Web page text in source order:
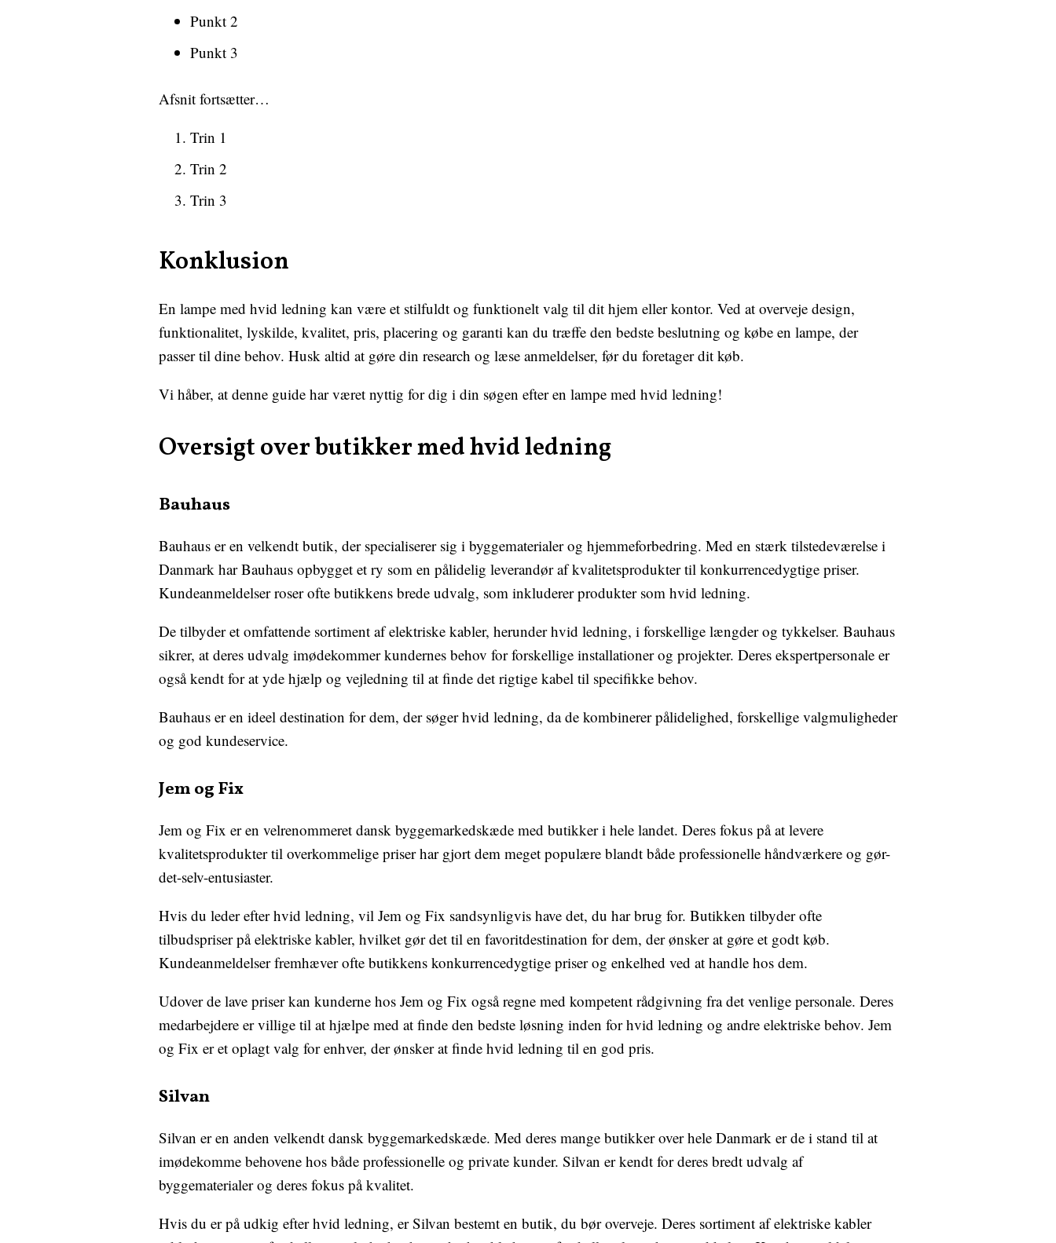
Punkt 2
Punkt 3
Afsnit fortsætter…
Trin 1
Trin 2
Trin 3
Konklusion
En lampe med hvid ledning kan være et stilfuldt og funktionelt valg til dit hjem eller kontor. Ved at overveje design,
funktionalitet, lyskilde, kvalitet, pris, placering og garanti kan du træffe den bedste beslutning og købe en lampe, der
passer til dine behov. Husk altid at gøre din research og læse anmeldelser, før du foretager dit køb.
Vi håber, at denne guide har været nyttig for dig i din søgen efter en lampe med hvid ledning!
Oversigt over butikker med hvid ledning
Bauhaus
Bauhaus er en velkendt butik, der specialiserer sig i byggematerialer og hjemmeforbedring. Med en stærk tilstedeværelse i
Danmark har Bauhaus opbygget et ry som en pålidelig leverandør af kvalitetsprodukter til konkurrencedygtige priser.
Kundeanmeldelser roser ofte butikkens brede udvalg, som inkluderer produkter som hvid ledning.
De tilbyder et omfattende sortiment af elektriske kabler, herunder hvid ledning, i forskellige længder og tykkelser. Bauhaus
sikrer, at deres udvalg imødekommer kundernes behov for forskellige installationer og projekter. Deres ekspertpersonale er
også kendt for at yde hjælp og vejledning til at finde det rigtige kabel til specifikke behov.
Bauhaus er en ideel destination for dem, der søger hvid ledning, da de kombinerer pålidelighed, forskellige valgmuligheder
og god kundeservice.
Jem og Fix
Jem og Fix er en velrenommeret dansk byggemarkedskæde med butikker i hele landet. Deres fokus på at levere
kvalitetsprodukter til overkommelige priser har gjort dem meget populære blandt både professionelle håndværkere og gør-
det-selv-entusiaster.
Hvis du leder efter hvid ledning, vil Jem og Fix sandsynligvis have det, du har brug for. Butikken tilbyder ofte
tilbudspriser på elektriske kabler, hvilket gør det til en favoritdestination for dem, der ønsker at gøre et godt køb.
Kundeanmeldelser fremhæver ofte butikkens konkurrencedygtige priser og enkelhed ved at handle hos dem.
Udover de lave priser kan kunderne hos Jem og Fix også regne med kompetent rådgivning fra det venlige personale. Deres
medarbejdere er villige til at hjælpe med at finde den bedste løsning inden for hvid ledning og andre elektriske behov. Jem
og Fix er et oplagt valg for enhver, der ønsker at finde hvid ledning til en god pris.
Silvan
Silvan er en anden velkendt dansk byggemarkedskæde. Med deres mange butikker over hele Danmark er de i stand til at
imødekomme behovene hos både professionelle og private kunder. Silvan er kendt for deres bredt udvalg af
byggematerialer og deres fokus på kvalitet.
Hvis du er på udkig efter hvid ledning, er Silvan bestemt en butik, du bør overveje. Deres sortiment af elektriske kabler